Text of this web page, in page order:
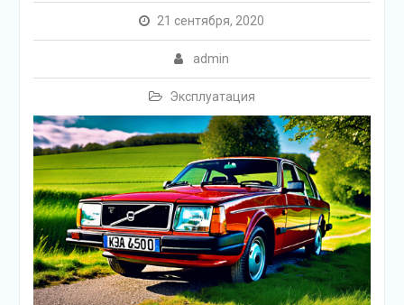
21 сентября, 2020
admin
Эксплуатация